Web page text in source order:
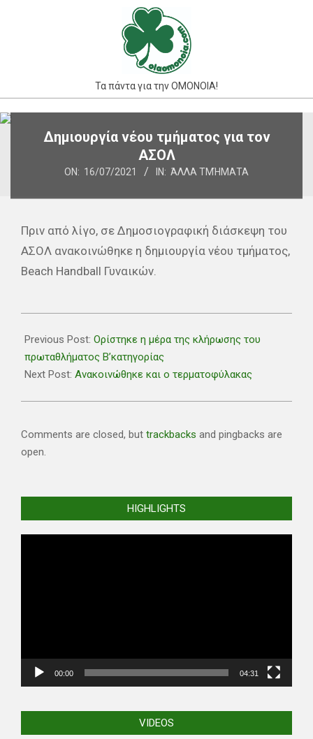
Τα πάντα για την ΟΜΟΝΟΙΑ!
Primary
NavigationΔημιουργία νέου τμήματος για τον
ΑΣΟΛ
ON: 16/07/2021 IN: ΆΛΛΑ ΤΜΉΜΑΤΑ
Πριν από λίγο, σε Δημοσιογραφική διάσκεψη του
ΑΣΟΛ ανακοινώθηκε η δημιουργία νέου τμήματος,
Beach Handball Γυναικών.
07-
16
Previous Post: Ορίστηκε η μέρα της κλήρωσης του
πρωταθλήματος Β’κατηγορίας
Next Post: Ανακοινώθηκε και ο τερματοφύλακας
Comments are closed, but trackbacks and pingbacks are
open.
HIGHLIGHTS
00:00 04:31
VIDEOS